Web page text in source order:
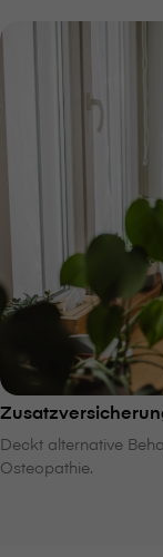
Deckt alternative
Osteopathie.